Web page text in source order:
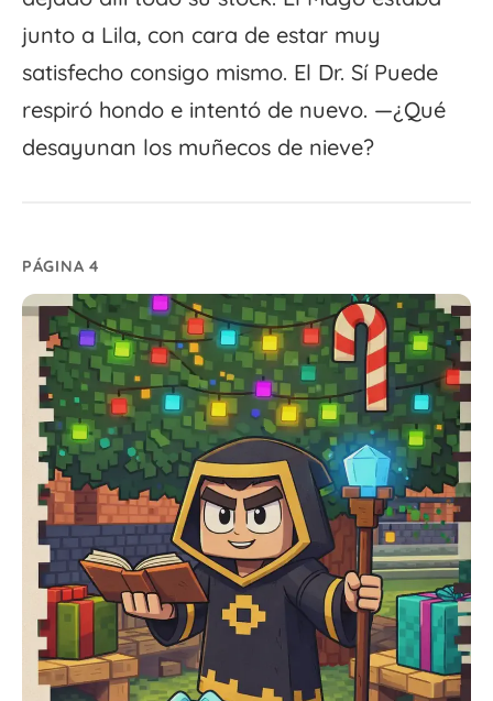
junto a Lila, con cara de estar muy
satisfecho consigo mismo. El Dr. Sí Puede
respiró hondo e intentó de nuevo. —¿Qué
desayunan los muñecos de nieve?
PÁGINA 4